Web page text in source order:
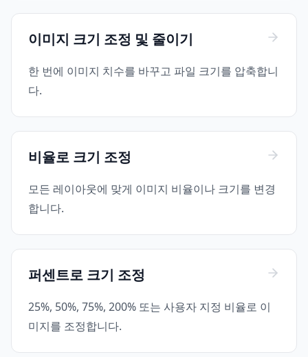
이미지 크기 조정 및 줄이기
한 번에 이미지 치수를 바꾸고 파일 크기를 압축합니
다.
비율로 크기 조정
모든 레이아웃에 맞게 이미지 비율이나 크기를 변경
합니다.
퍼센트로 크기 조정
25%, 50%, 75%, 200% 또는 사용자 지정 비율로 이
미지를 조정합니다.